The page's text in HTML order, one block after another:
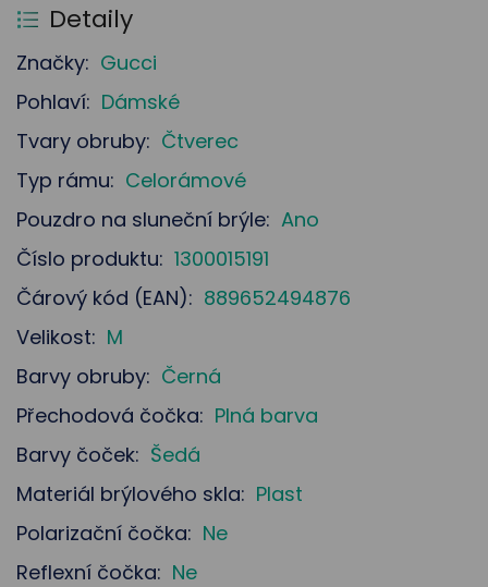
Detaily
Značky: Gucci
Pohlaví: Dámské
Tvary obruby: Čtverec
Typ rámu: Celorámové
Pouzdro na sluneční brýle: Ano
Číslo produktu: 1300015191
Čárový kód (EAN): 889652494876
Velikost: M
Barvy obruby: Černá
Přechodová čočka: Plná barva
Barvy čoček: Šedá
Materiál brýlového skla: Plast
Polarizační čočka: Ne
Reflexní čočka: Ne